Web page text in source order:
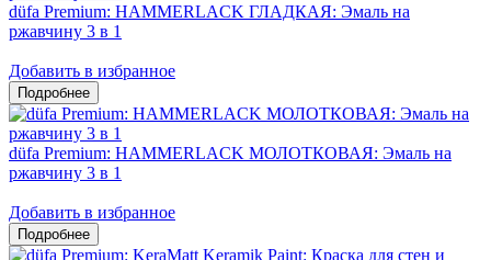
düfa Premium: HAMMERLACK ГЛАДКАЯ: Эмаль на
ржавчину 3 в 1
Добавить в избранное
düfa Premium: HAMMERLACK МОЛОТКОВАЯ: Эмаль на
ржавчину 3 в 1
Добавить в избранное